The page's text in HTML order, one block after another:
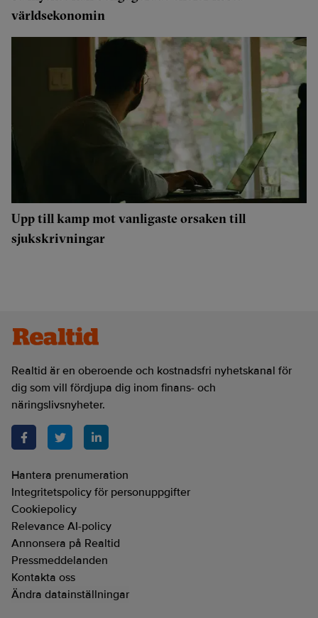
världsekonomin
Upp till kamp mot vanligaste orsaken till
sjukskrivningar
Realtid är en oberoende och kostnadsfri nyhetskanal för
dig som vill fördjupa dig inom finans- och
näringslivsnyheter.
Hantera prenumeration
Integritetspolicy för personuppgifter
Cookiepolicy
Relevance AI-policy
Annonsera på Realtid
Pressmeddelanden
Kontakta oss
Ändra datainställningar